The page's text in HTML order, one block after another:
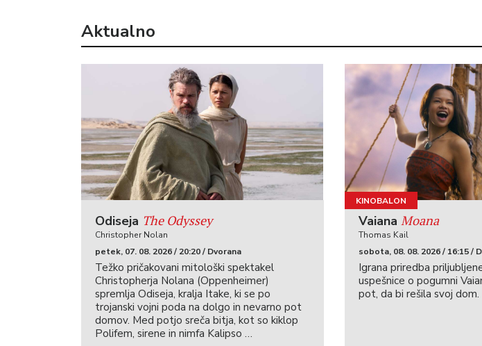
Aktualno
Odiseja The Odyssey
Christopher Nolan
petek, 07. 08. 2026 / 20:20 / Dvorana
Težko pričakovani mitološki spektakel
Christopherja Nolana (Oppenheimer)
spremlja Odiseja, kralja Itake, ki se po
trojanski vojni poda na dolgo in nevarno pot
domov. Med potjo sreča bitja, kot so kiklop
Polifem, sirene in nimfa Kalipso …
KINOBALON
Vaiana Moana
Thomas Kail
sobota, 08. 08. 2026 / 16:15 /
Igrana priredba
uspešnice o pogumni
pot, da bi rešila svoj dom.